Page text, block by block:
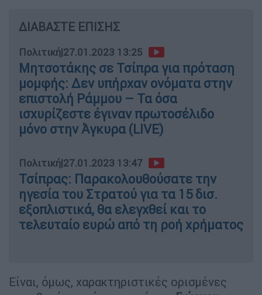
ΔΙΑΒΑΣΤΕ ΕΠΙΣΗΣ
Πολιτική|27.01.2023 13:25
Μητσοτάκης σε Τσίπρα για πρόταση
μομφής: Δεν υπήρχαν ονόματα στην
επιστολή Ράμμου – Τα όσα
ισχυρίζεστε έγιναν πρωτοσέλιδο
μόνο στην Άγκυρα (LIVE)
Πολιτική|27.01.2023 13:47
Τσίπρας: Παρακολουθούσατε την
ηγεσία του Στρατού για τα 15 δισ.
εξοπλιστικά, θα ελεγχθεί και το
τελευταίο ευρώ από τη ροή χρήματος
Είναι, όμως, χαρακτηριστικές ορισμένες